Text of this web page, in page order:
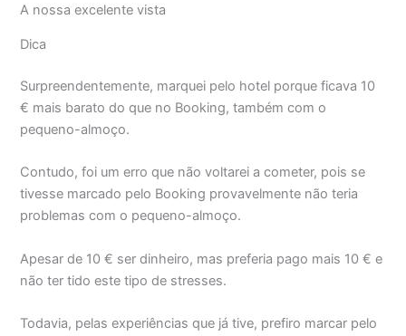
A nossa excelente vista
Dica
Surpreendentemente, marquei pelo hotel porque ficava 10
€ mais barato do que no Booking, também com o
pequeno-almoço.
Contudo, foi um erro que não voltarei a cometer, pois se
tivesse marcado pelo Booking provavelmente não teria
problemas com o pequeno-almoço.
Apesar de 10 € ser dinheiro, mas preferia pago mais 10 € e
não ter tido este tipo de stresses.
Todavia, pelas experiências que já tive, prefiro marcar pelo